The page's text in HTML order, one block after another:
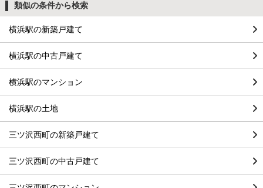
類似の条件から検索
横浜駅の新築戸建て
横浜駅の中古戸建て
横浜駅のマンション
横浜駅の土地
三ツ沢西町の新築戸建て
三ツ沢西町の中古戸建て